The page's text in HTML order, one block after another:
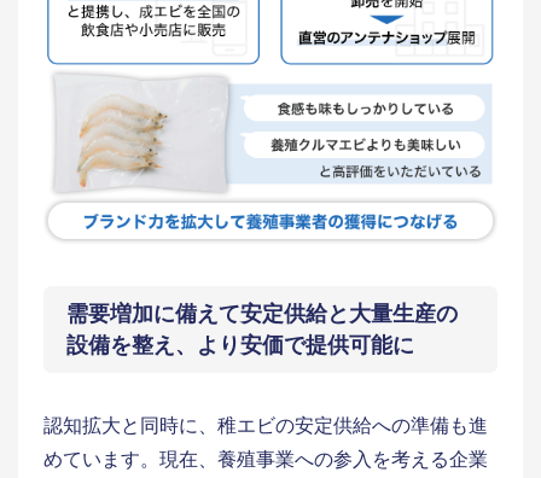
需要増加に備えて安定供給と大量生産の
設備を整え、より安価で提供可能に
認知拡大と同時に、稚エビの安定供給への準備も進
めています。現在、養殖事業への参入を考える企業